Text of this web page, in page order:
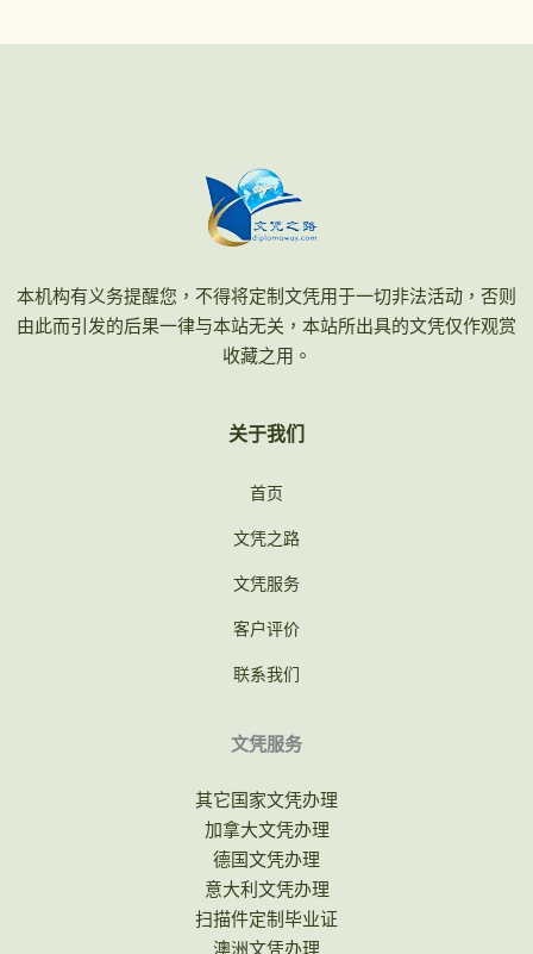
本机构有义务提醒您，不得将定制文凭用于一切非法活动，否则
由此而引发的后果一律与本站无关，本站所出具的文凭仅作观赏
收藏之用。
关于我们
首页
文凭之路
文凭服务
客户评价
联系我们
文凭服务
其它国家文凭办理
加拿大文凭办理
德国文凭办理
意大利文凭办理
扫描件定制毕业证
澳洲文凭办理